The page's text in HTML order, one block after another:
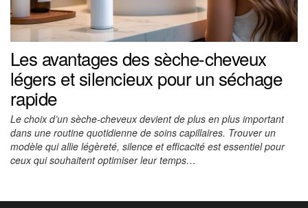
Les avantages des sèche-cheveux
légers et silencieux pour un séchage
rapide
Le choix d’un sèche-cheveux devient de plus en plus important
dans une routine quotidienne de soins capillaires. Trouver un
modèle qui allie légèreté, silence et efficacité est essentiel pour
ceux qui souhaitent optimiser leur temps…